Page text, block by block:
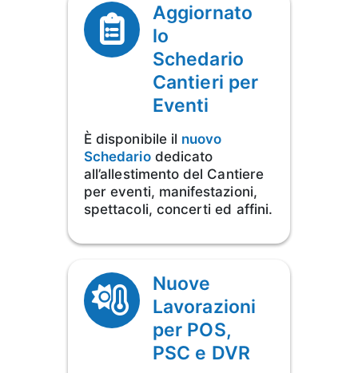
Aggiornato
lo
Schedario
Cantieri per
Eventi
È disponibile il nuovo
Schedariodedicato
all’allestimento del Cantiere
per eventi, manifestazioni,
spettacoli, concerti ed affini.
Nuove
Lavorazioni
per POS,
PSC e DVR